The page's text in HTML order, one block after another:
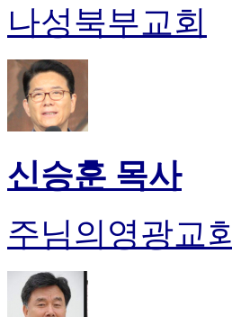
나성북부교회
신승훈 목사
주님의영광교회